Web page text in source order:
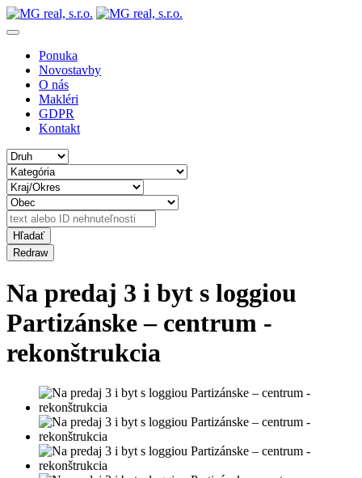
Ponuka
Novostavby
O nás
Makléri
GDPR
Kontakt
Na predaj 3 i byt s loggiou
Partizánske – centrum -
rekonštrukcia